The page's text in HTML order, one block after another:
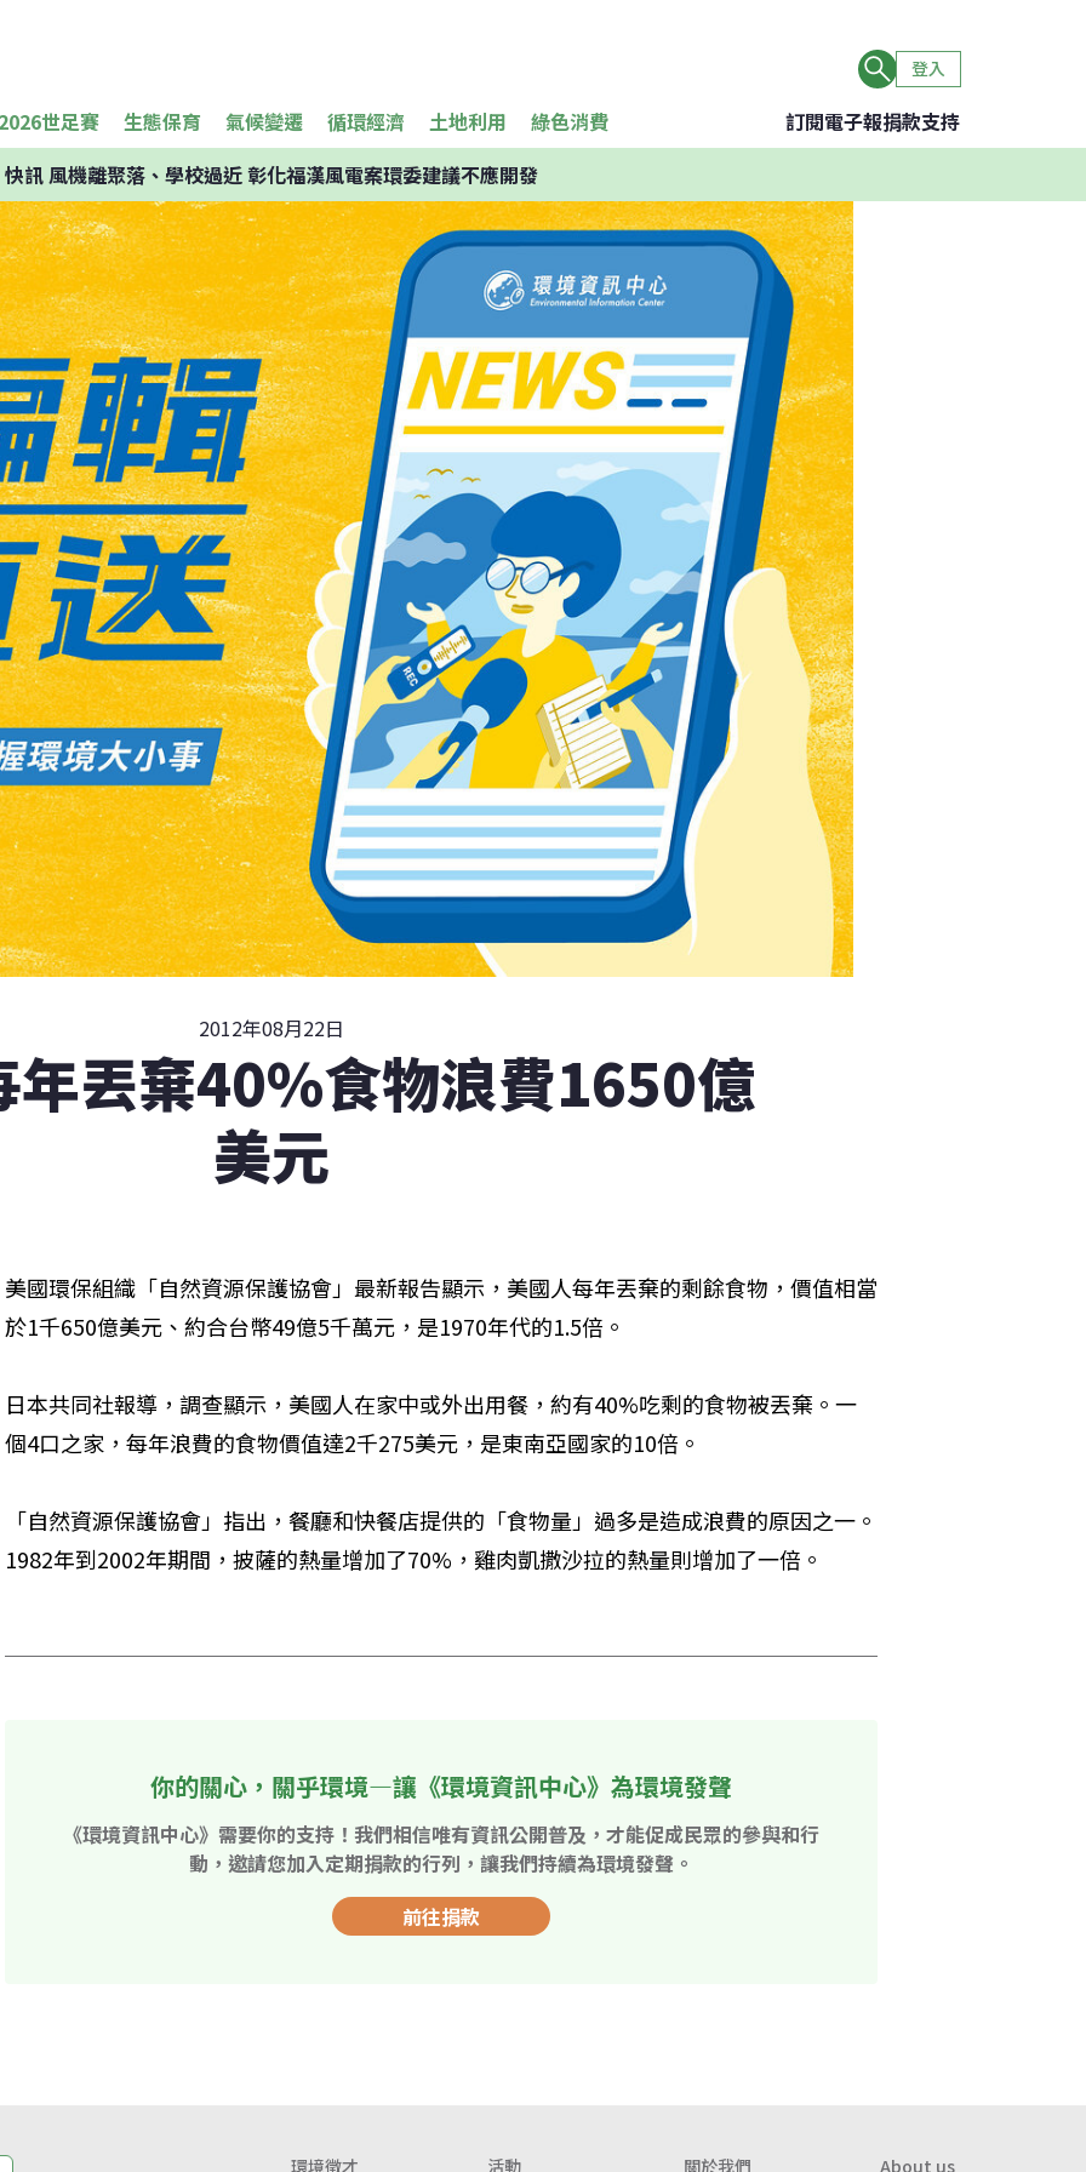
登入
世足賽 生態保育 氣候變遷 循環經濟 土地利用 綠色消費 訂閱電子報捐款支持
快訊風機離聚落、學校過近 彰化福漢風電案環委建議不應開發
2012年08月22日
年丟棄40%食物浪費1650億
美元
美國環保組織「自然資源保護協會」最新報告顯示，美國人每年丟棄的剩餘食物，價值相當
於1千650億美元、約合台幣49億5千萬元，是1970年代的1.5倍。
日本共同社報導，調查顯示，美國人在家中或外出用餐，約有40%吃剩的食物被丟棄。一
個4口之家，每年浪費的食物價值達2千275美元，是東南亞國家的10倍。
「自然資源保護協會」指出，餐廳和快餐店提供的「食物量」過多是造成浪費的原因之一。
1982年到2002年期間，披薩的熱量增加了70%，雞肉凱撒沙拉的熱量則增加了一倍。
你的關心，關乎環境—讓《環境資訊中心》為環境發聲
《環境資訊中心》需要你的支持！我們相信唯有資訊公開普及，才能促成民眾的參與和行
動，邀請您加入定期捐款的行列，讓我們持續為環境發聲。
前往捐款
環境徵才 活動 關於我們 About us